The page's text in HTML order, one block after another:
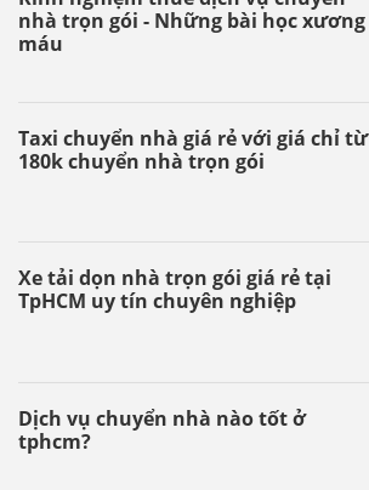
nhà trọn gói - Những bài học xương
máu
Taxi chuyển nhà giá rẻ với giá chỉ từ
180k chuyển nhà trọn gói
Xe tải dọn nhà trọn gói giá rẻ tại
TpHCM uy tín chuyên nghiệp
Dịch vụ chuyển nhà nào tốt ở
tphcm?